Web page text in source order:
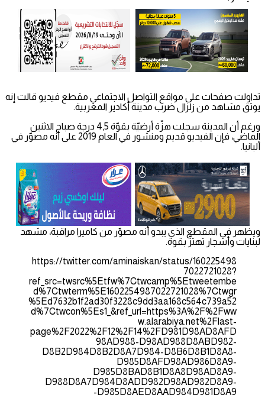
تداولت صفحات على مواقع التواصل الاجتماعي مقطع فيديو قالت إنه
يوثق مشاهد من زلزال ضرب مدينة أكادير المغربية.
ورغم أن المدينة سجلت هزّة أرضيّة بقوّة 4,5 درجة صباح الاثنين
الماضي، فإن الفيديو قديم ومنشور في العام 2019 على أنه مصوّر في
ألبانيا.
ويظهر في المقطع الذي يبدو أنه مصوّر من كاميرا مراقبة، مشهد
لبنايات وأشجار تهتزّ بقوة.
https://twitter.com/aminaiskan/status/160225498
7022721028?
ref_src=twsrc%5Etfw%7Ctwcamp%5Etweetembe
d%7Ctwterm%5E1602254987022721028%7Ctwgr
%5Ed7632b1f2ad30f3228c9dd3aa168c564c739a52
d%7Ctwcon%5Es1_&ref_url=https%3A%2F%2Fww
w.alarabiya.net%2Flast-
page%2F2022%2F12%2F14%2FD981D98AD8AFD
98AD988-D98AD988D8ABD982-
D8B2D984D8B2D8A7D984-D8B6D8B1D8A8-
D985D8AFD98AD986D8A9-
D985D8BAD8B1D8A8D98AD8A9-
D988D8A7D984D8ADD982D98AD982D8A9-
D985D8AED8AAD984D981D8A9-